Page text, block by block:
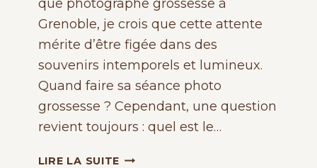
que photographe grossesse à
Grenoble, je crois que cette attente
mérite d’être figée dans des
souvenirs intemporels et lumineux.
Quand faire sa séance photo
grossesse ? Cependant, une question
revient toujours : quel est le…
LIRE LA SUITE QUAND